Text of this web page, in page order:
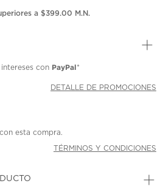
a $399.00 M.N.
intereses con PayPal*
DETALLE DE PROMOCIONES
esta compra.
TÉRMINOS Y CONDICIONES